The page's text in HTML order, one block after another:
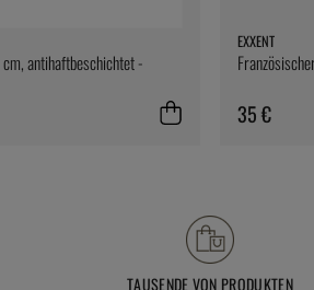
antihaftbeschichtet -
EXXENT
35 €
TAUSENDE VON PRODUKTEN